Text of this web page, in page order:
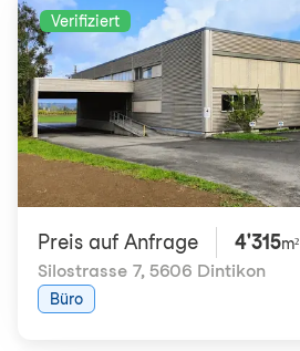
Verifiziert
Preis auf Anfrage 4'315m²
Silostrasse 7, 5606 Dintikon
Büro